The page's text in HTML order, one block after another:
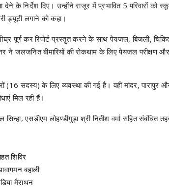
देने के निर्देश दिए। उन्होंने राजूर में प्रभावित 5 परिवारों
ड्यूटी लगाने को कहा।
पूर्ण कर रिपोर्ट प्रस्तुत करने के साथ पेयजल, बिजली,
ने जलजनित बीमारियों की रोकथाम के लिए पेयजल परीक्षण
(16 सदस्य) के लिए व्यवस्था की गई है। वहीं मांदर, पारापुर
मिल रही हैं।
एसडीएम लोहण्डीगुड़ा श्री नितीश वर्मा सहित संबंधित
शिविर
बहाली
मैराथन